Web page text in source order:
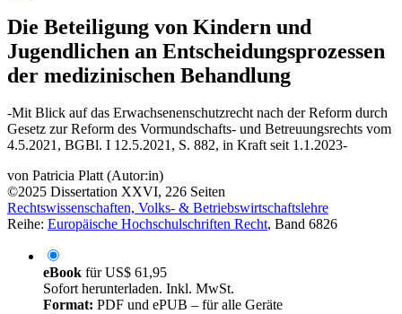
Die Beteiligung von Kindern und
Jugendlichen an Entscheidungsprozessen
der medizinischen Behandlung
-Mit Blick auf das Erwachsenenschutzrecht nach der Reform durch
Gesetz zur Reform des Vormundschafts- und Betreuungsrechts vom
4.5.2021, BGBl. I 12.5.2021, S. 882, in Kraft seit 1.1.2023-
von Patricia Platt (Autor:in)
©2025 Dissertation XXVI, 226 Seiten
Rechtswissenschaften, Volks- & Betriebswirtschaftslehre
Reihe: Europäische Hochschulschriften Recht, Band 6826
eBook fürUS$ 61,95
Sofort herunterladen. Inkl. MwSt.
Format: PDF und ePUB – für alle Geräte